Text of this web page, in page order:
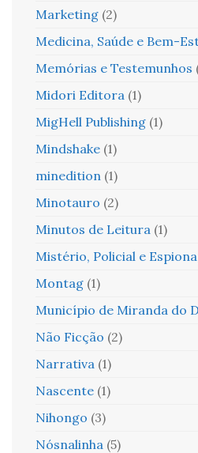
Marketing (2)
Medicina, Saúde e Bem-
Memórias e Testemunhos
Midori Editora (1)
MigHell Publishing (1)
Mindshake (1)
minedition (1)
Minotauro (2)
Minutos de Leitura (1)
Mistério, Policial e
Montag (1)
Município de Miranda do
Não Ficção (2)
Narrativa (1)
Nascente (1)
Nihongo (3)
Nósnalinha (5)